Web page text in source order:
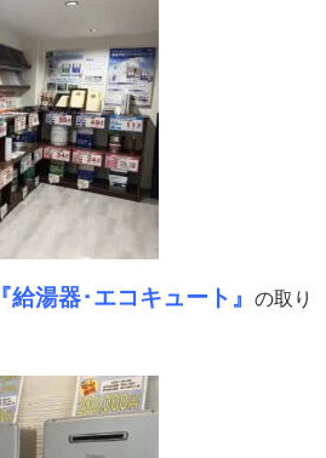
『給湯器･エコキュート』
の取り